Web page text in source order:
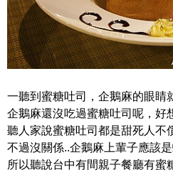
一聽到蜜糖吐司，企鵝麻的眼睛
企鵝麻還沒吃過蜜糖吐司呢，好
聽人家說蜜糖吐司都是甜死人不
不過沒關係..企鵝麻上輩子應該
所以聽說台中有間親子餐廳有蜜